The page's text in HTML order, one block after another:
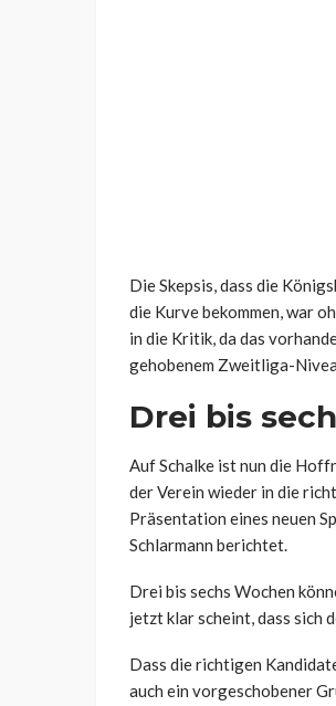
Die Skepsis, dass die
die Kurve bekommen, war
in die Kritik, da das
gehobenem Zweitliga-
Drei bis
Auf Schalke ist nun die
der Verein wieder in die
Präsentation eines neuen
Schlarmann berichtet.
Drei bis sechs Wochen
jetzt klar scheint, dass sich
Dass die richtigen
auch ein vorgeschobener